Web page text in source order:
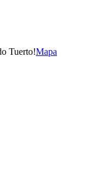
Tuerto!Mapa